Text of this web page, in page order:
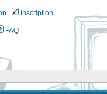
Inscription
FAQ